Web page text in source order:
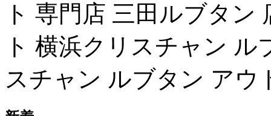
ト 専門店 三田ルブタ
ト 横浜クリスチャン
スチャン ルブタン アウ